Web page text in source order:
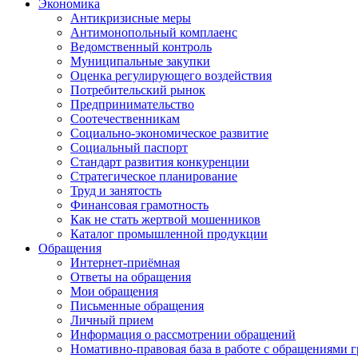
Экономика
Антикризисные меры
Антимонопольный комплаенс
Ведомственный контроль
Муниципальные закупки
Оценка регулирующего воздействия
Потребительский рынок
Предпринимательство
Соотечественникам
Социально-экономическое развитие
Социальный паспорт
Стандарт развития конкуренции
Стратегическое планирование
Труд и занятость
Финансовая грамотность
Как не стать жертвой мошенников
Каталог промышленной продукции
Обращения
Интернет-приёмная
Ответы на обращения
Мои обращения
Письменные обращения
Личный прием
Информация о рассмотрении обращений
Номативно-правовая база в работе с обращениями